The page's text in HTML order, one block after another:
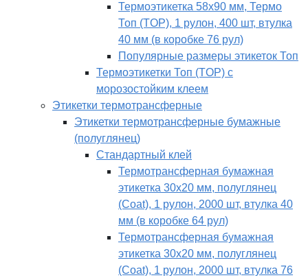
Термоэтикетка 58х90 мм, Термо
Топ (TOP), 1 рулон, 400 шт, втулка
40 мм (в коробке 76 рул)
Популярные размеры этикеток Топ
Термоэтикетки Топ (TOP) с
морозостойким клеем
Этикетки термотрансферные
Этикетки термотрансферные бумажные
(полуглянец)
Стандартный клей
Термотрансферная бумажная
этикетка 30х20 мм, полуглянец
(Coat), 1 рулон, 2000 шт, втулка 40
мм (в коробке 64 рул)
Термотрансферная бумажная
этикетка 30х20 мм, полуглянец
(Coat), 1 рулон, 2000 шт, втулка 76